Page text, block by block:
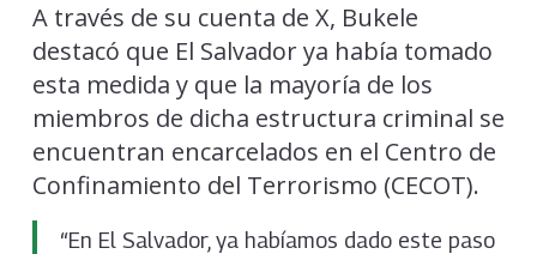
A través de su cuenta de X, Bukele
destacó que El Salvador ya había tomado
esta medida y que la mayoría de los
miembros de dicha estructura criminal se
encuentran encarcelados en el Centro de
Confinamiento del Terrorismo (CECOT).
“En El Salvador, ya habíamos dado este paso